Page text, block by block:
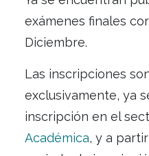
Estimados/as
Ya se encuentran
exámenes
Diciembre.
Las
exclusivamente,